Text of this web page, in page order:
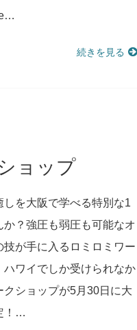
続きを見る
ョップ
しを大阪で学べる特別な1
か？強圧も弱圧も可能なオ
技が手に入るロミロミワー
ハワイでしか受けられなか
クショップが5月30日に大
！…